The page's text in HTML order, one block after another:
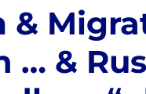
… &